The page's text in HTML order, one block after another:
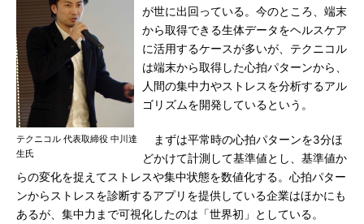
テクニコル 代表取締役 中川達
生氏
が世に出回っている。今のところ、端末
から取得できる生体データをヘルスケア
に活用するケースが多いが、テクニコル
は端末から取得した心拍パターンから、
人間の集中力やストレスを分析するアル
ゴリズムを開発しているという。
まずは平常時の心拍パターンを3分ほ
どかけて計測して基準値とし、基準値か
らの変化を捉えてストレスや集中状態を数値化する。心拍パター
ンからストレスを診断するアプリを提供している企業はほかにも
あるが、集中力まで可視化したのは「世界初」としている。